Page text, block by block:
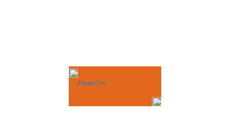
Новости